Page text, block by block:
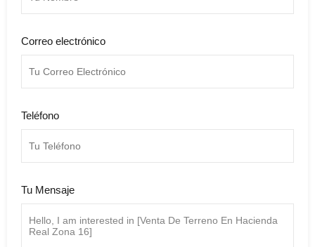
Correo electrónico
Teléfono
Tu Mensaje